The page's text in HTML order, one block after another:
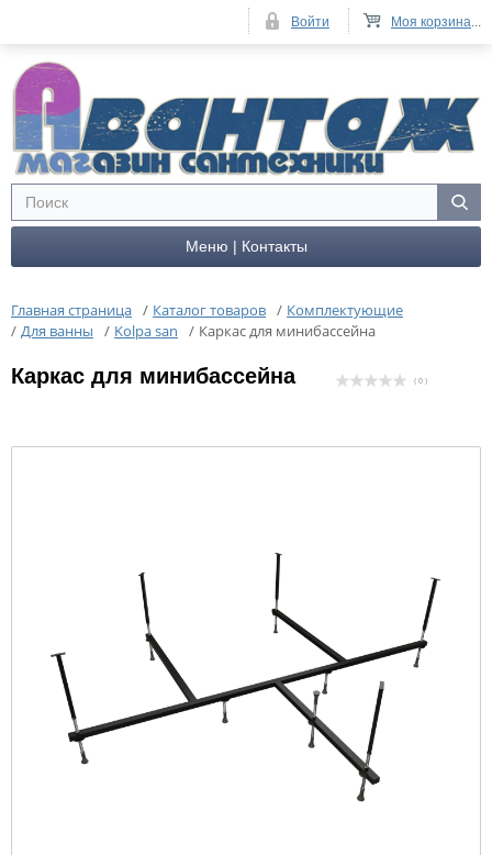
Меню | Контакты
Главная страница / Каталог товаров / Комплектующие
/ Для ванны / Kolpa san / Каркас для минибассейна
Каркас для минибассейна ( 0 )
Моя корзина...
Войти